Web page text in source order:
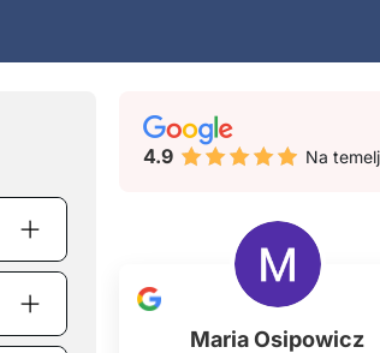
4.9 Na
Maria Osipowicz